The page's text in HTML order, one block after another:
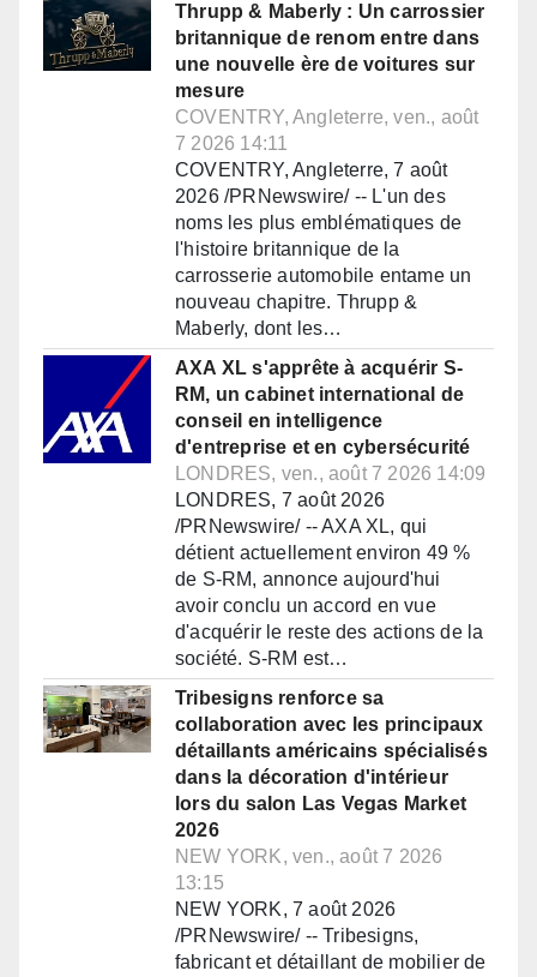
Thrupp & Maberly : Un carrossier
britannique de renom entre dans
une nouvelle ère de voitures sur
mesure
COVENTRY, Angleterre, ven., août
7 2026 14:11
COVENTRY, Angleterre, 7 août
2026 /PRNewswire/ -- L'un des
noms les plus emblématiques de
l'histoire britannique de la
carrosserie automobile entame un
nouveau chapitre. Thrupp &
Maberly, dont les…
AXA XL s'apprête à acquérir S-
RM, un cabinet international de
conseil en intelligence
d'entreprise et en cybersécurité
LONDRES, ven., août 7 2026 14:09
LONDRES, 7 août 2026
/PRNewswire/ -- AXA XL, qui
détient actuellement environ 49 %
de S-RM, annonce aujourd'hui
avoir conclu un accord en vue
d'acquérir le reste des actions de la
société. S-RM est…
Tribesigns renforce sa
collaboration avec les principaux
détaillants américains spécialisés
dans la décoration d'intérieur
lors du salon Las Vegas Market
2026
NEW YORK, ven., août 7 2026
13:15
NEW YORK, 7 août 2026
/PRNewswire/ -- Tribesigns,
fabricant et détaillant de mobilier de